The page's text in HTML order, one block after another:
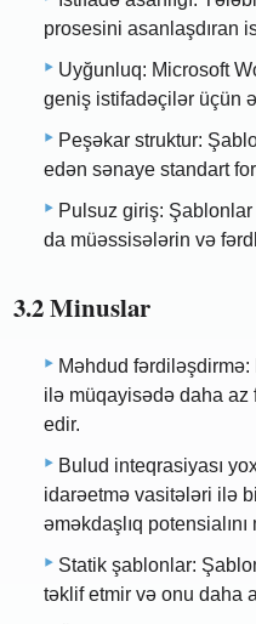
prosesini asanlaşdıran
Uyğunluq: Microsoft
geniş istifadəçilər üçün
Peşəkar struktur:
edən sənaye standart
Pulsuz giriş:
da müəssisələrin və
3.2 Minuslar
Məhdud fərdiləşdirmə:
ilə müqayisədə daha az
edir.
Bulud inteqrasiyası
idarəetmə vasitələri ilə
əməkdaşlıq
Statik şablonlar:
təklif etmir və onu daha